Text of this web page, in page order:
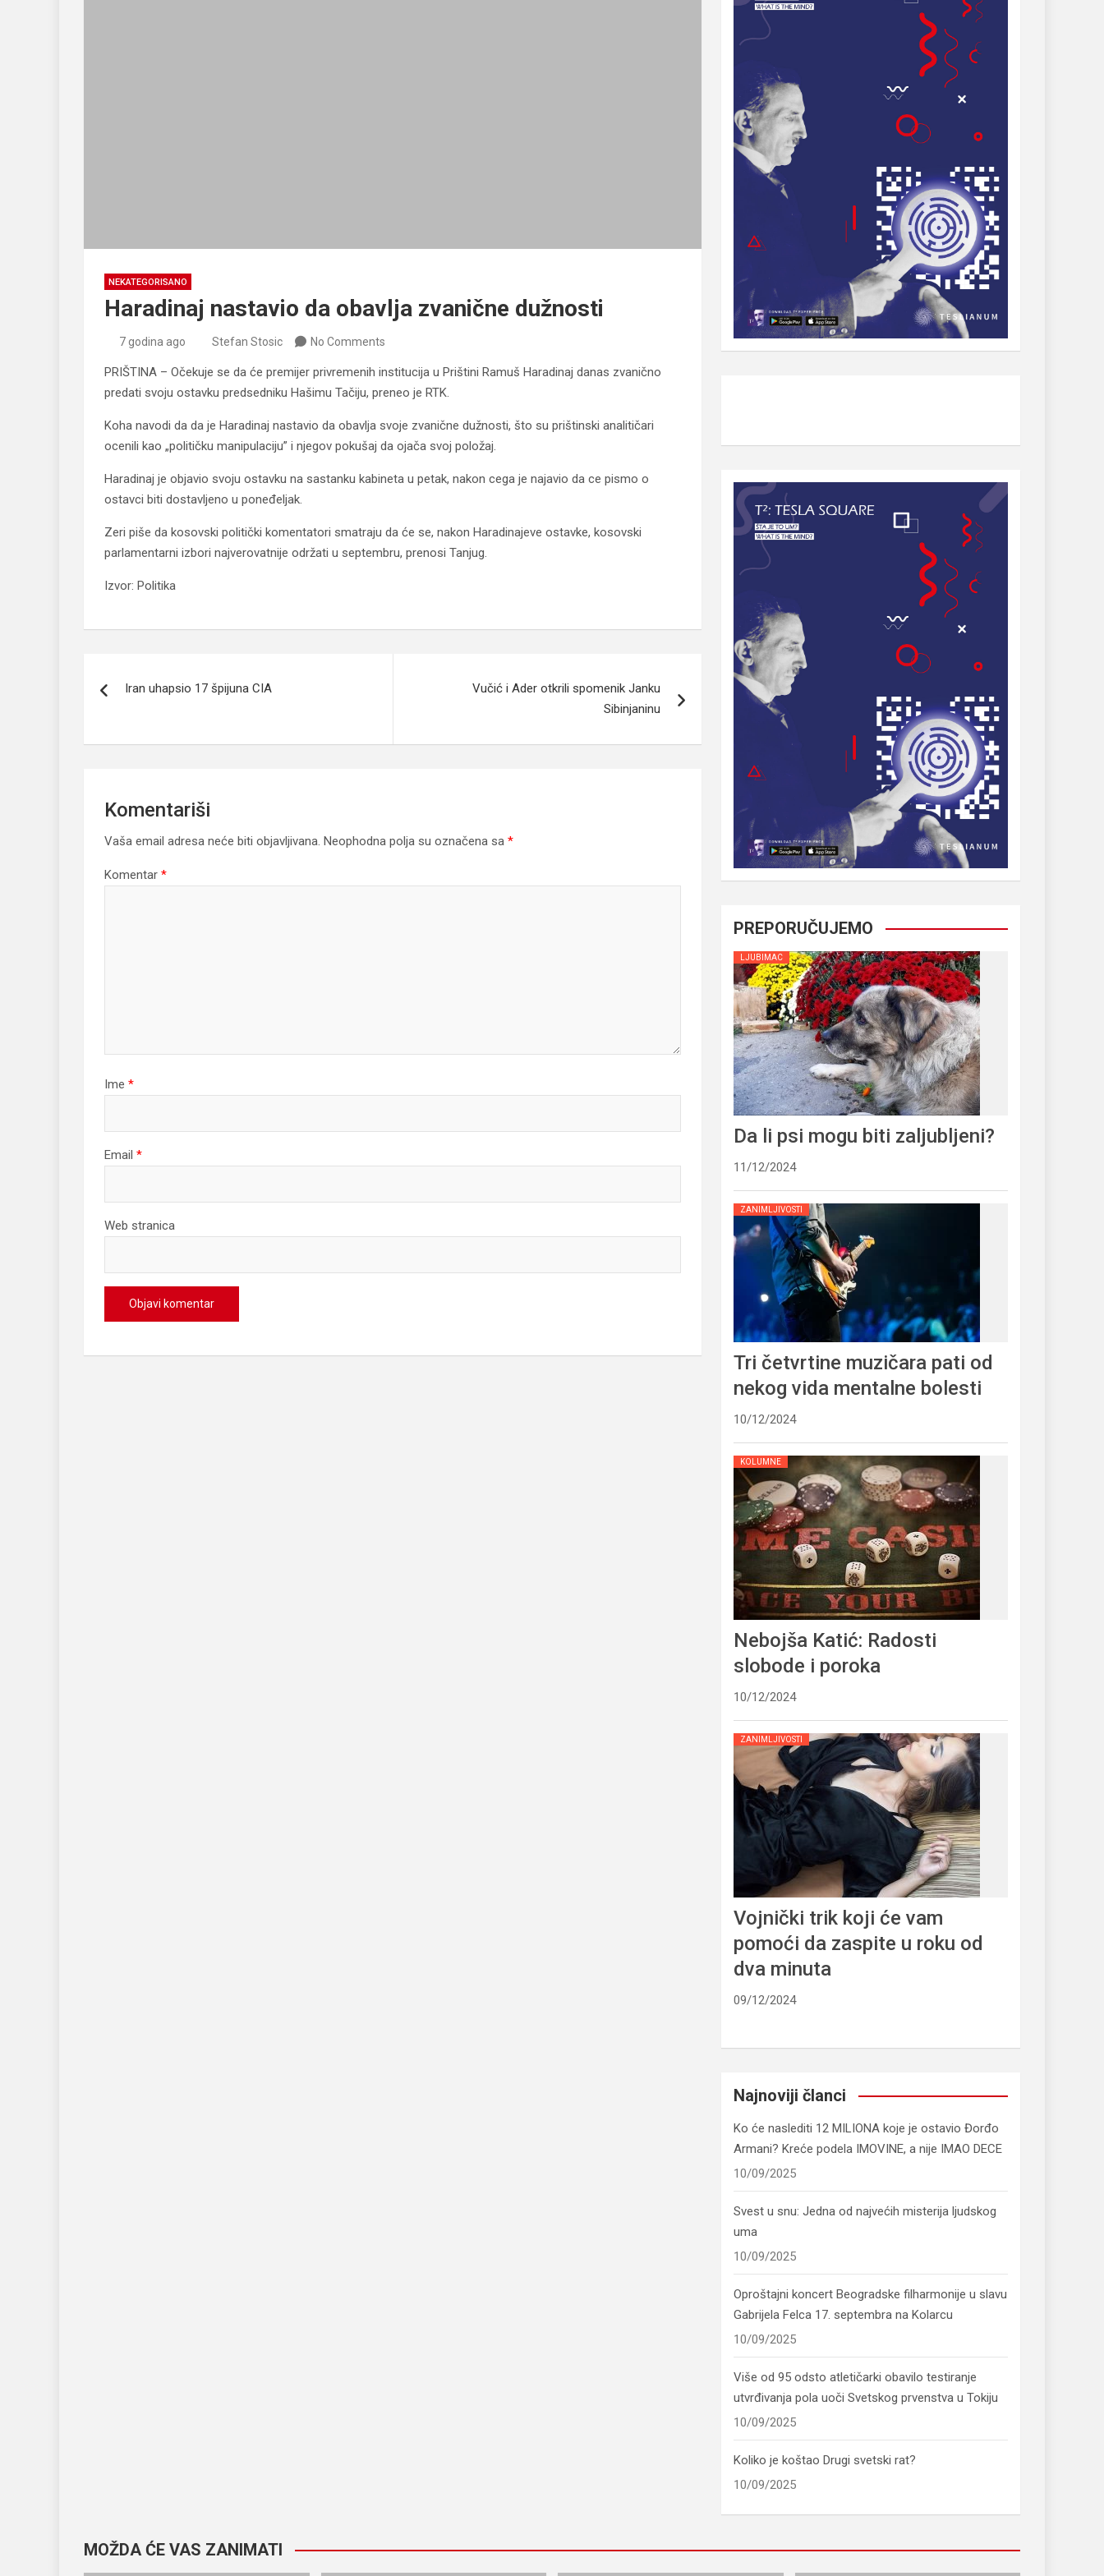
NEKATEGORISANO
Haradinaj nastavio da obavlja zvanične dužnosti
7 godina ago Stefan Stosic No Comments
PRIŠTINA – Očekuje se da će premijer privremenih institucija u Prištini Ramuš Haradinaj danas zvanično
predati svoju ostavku predsedniku Hašimu Tačiju, preneo je RTK.
Koha navodi da da je Haradinaj nastavio da obavlja svoje zvanične dužnosti, što su prištinski analitičari
ocenili kao „političku manipulaciju” i njegov pokušaj da ojača svoj položaj.
Haradinaj je objavio svoju ostavku na sastanku kabineta u petak, nakon cega je najavio da ce pismo o
ostavci biti dostavljeno u poneđeljak.
Zeri piše da kosovski politički komentatori smatraju da će se, nakon Haradinajeve ostavke, kosovski
parlamentarni izbori najverovatnije održati u septembru, prenosi Tanjug.
Izvor: Politika
članaka
Iran uhapsio 17 špijuna CIA
Vučić i Ader otkrili spomenik Janku
Sibinjaninu
Komentariši
Vaša email adresa neće biti objavljivana. Neophodna polja su označena sa *
Komentar *
Ime *
Email *
Web stranica
PREPORUČUJEMO
LJUBIMAC
Da li psi mogu biti zaljubljeni?
11/12/2024
ZANIMLJIVOSTI
Tri četvrtine muzičara pati od
nekog vida mentalne bolesti
10/12/2024
KOLUMNE
Nebojša Katić: Radosti
slobode i poroka
10/12/2024
ZANIMLJIVOSTI
Vojnički trik koji će vam
pomoći da zaspite u roku od
dva minuta
09/12/2024
Najnoviji članci
Ko će naslediti 12 MILIONA koje je ostavio Đorđo
Armani? Kreće podela IMOVINE, a nije IMAO DECE
10/09/2025
Svest u snu: Jedna od najvećih misterija ljudskog
uma
10/09/2025
Oproštajni koncert Beogradske filharmonije u slavu
Gabrijela Felca 17. septembra na Kolarcu
10/09/2025
Više od 95 odsto atletičarki obavilo testiranje
utvrđivanja pola uoči Svetskog prvenstva u Tokiju
10/09/2025
Koliko je koštao Drugi svetski rat?
10/09/2025
MOŽDA ĆE VAS ZANIMATI